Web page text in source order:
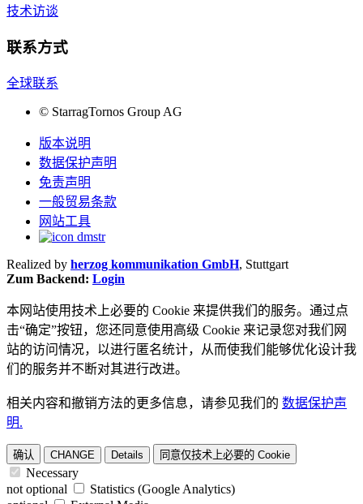
技术访谈
联系方式
全球联系
© StarragTornos Group AG
版本说明
数据保护声明
免责声明
一般贸易条款
网站工具
Realized by herzog kommunikation GmbH, Stuttgart
Zum Backend: Login
本网站使用技术上必要的 Cookie 来提供我们的服务。通过点
击“确定”按钮，您还同意使用高级 Cookie 来记录您对我们网
站的访问情况，以进行匿名统计，从而使我们能够优化设计我
们的服务并不断对其进行改进。
相关内容和撤销方法的更多信息，请参见我们的 数据保护声
明.
确认 CHANGE Details 同意仅技术上必要的 Cookie
Necessary
not optional
Statistics (Google Analytics)